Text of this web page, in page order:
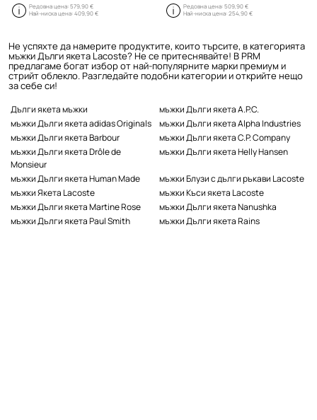
Редовна цена:579,90 €
Най-ниска цена:409,90 €
Редовна цена:509,90 €
Най-ниска цена:254,90 €
Не успяхте да намерите продуктите, които търсите, в категорията
мъжки Дълги якета Lacoste? Не се притеснявайте! В PRM
предлагаме богат избор от най-популярните марки премиум и
стрийт облекло. Разгледайте подобни категории и открийте нещо
за себе си!
Дълги якета мъжки
мъжки Дълги якета A.P.C.
мъжки Дълги якета adidas Originals
мъжки Дълги якета Alpha Industries
мъжки Дълги якета Barbour
мъжки Дълги якета C.P. Company
мъжки Дълги якета Drôle de
Monsieur
мъжки Дълги якета Helly Hansen
мъжки Дълги якета Human Made
мъжки Блузи с дълги ръкави Lacoste
мъжки Якета Lacoste
мъжки Къси якета Lacoste
мъжки Дълги якета Martine Rose
мъжки Дълги якета Nanushka
мъжки Дълги якета Paul Smith
мъжки Дълги якета Rains